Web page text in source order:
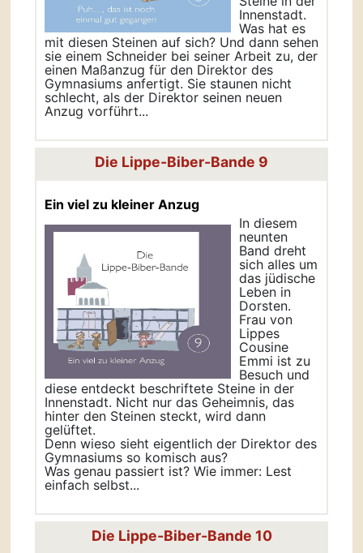
Innenstadt.
Was hat es
mit diesen Steinen auf sich? Und dann sehen
sie einem Schneider bei seiner Arbeit zu, der
einen Maßanzug für den Direktor des
Gymnasiums anfertigt. Sie staunen nicht
schlecht, als der Direktor seinen neuen
Anzug vorführt...
Die Lippe-Biber-Bande 9
Ein viel zu kleiner Anzug
In diesem
neunten
Band dreht
sich alles um
das jüdische
Leben in
Dorsten.
Frau von
Lippes
Cousine
Emmi ist zu
Besuch und
diese entdeckt beschriftete Steine in der
Innenstadt. Nicht nur das Geheimnis, das
hinter den Steinen steckt, wird dann
gelüftet.
Denn wieso sieht eigentlich der Direktor des
Gymnasiums so komisch aus?
Was genau passiert ist? Wie immer: Lest
einfach selbst...
Die Lippe-Biber-Bande 10